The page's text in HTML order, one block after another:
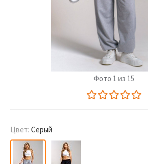
Фото 1 из 15
Цвет: Серый